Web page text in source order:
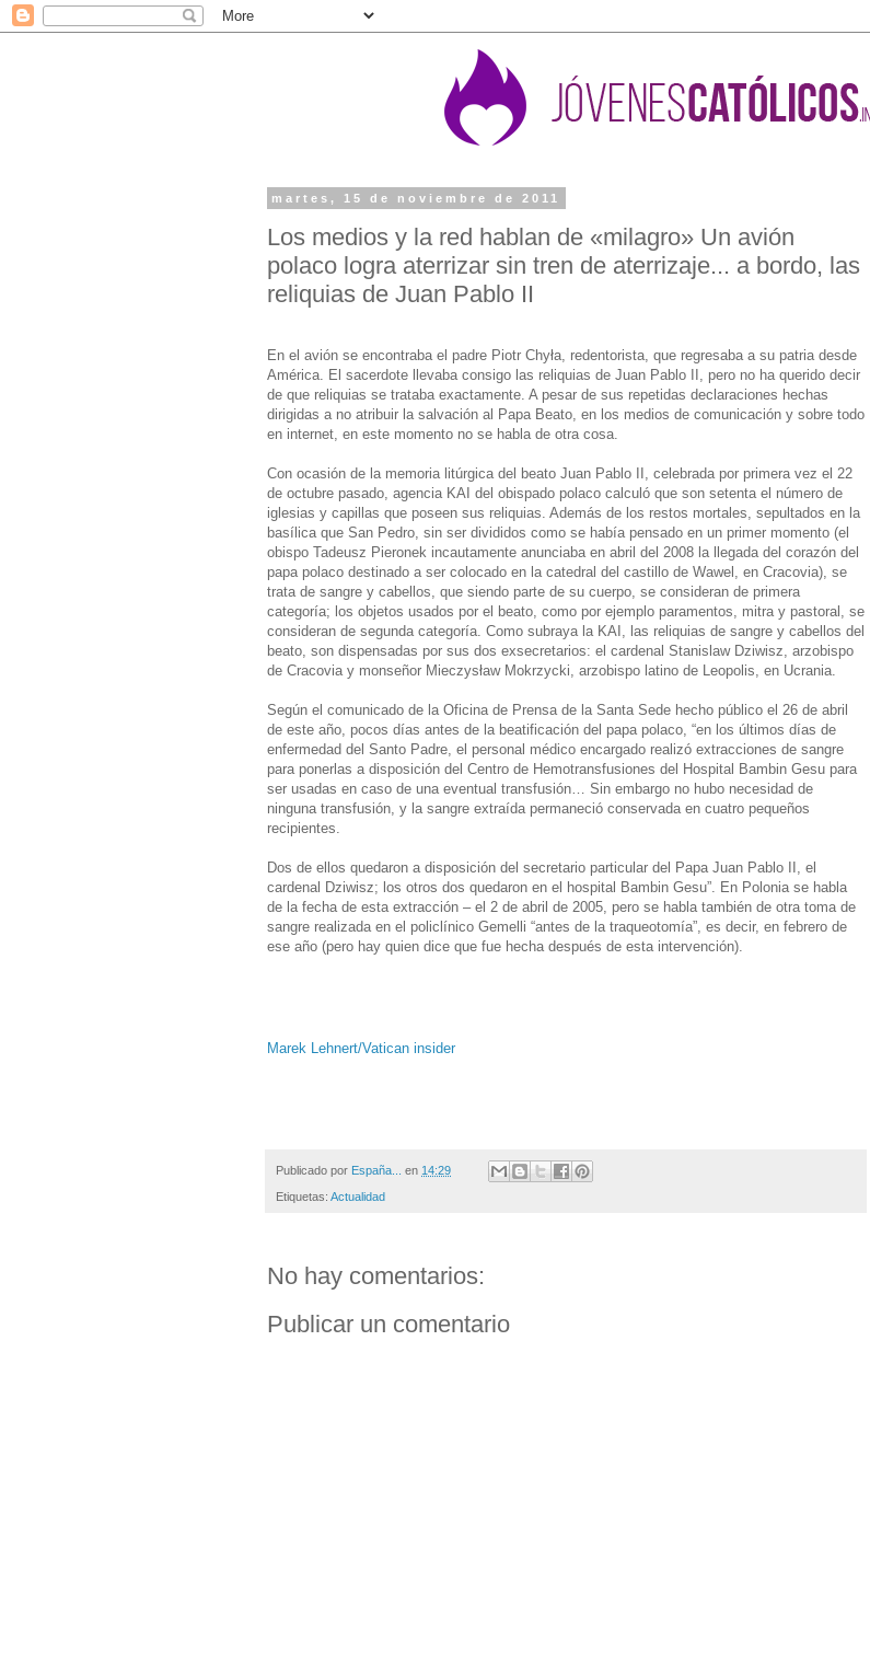
martes, 15 de noviembre de 2011
Los medios y la red hablan de «milagro» Un avión
polaco logra aterrizar sin tren de aterrizaje... a bordo, las
reliquias de Juan Pablo II
En el avión se encontraba el padre Piotr Chyła, redentorista, que regresaba a su patria desde
América. El sacerdote llevaba consigo las reliquias de Juan Pablo II, pero no ha querido decir
de que reliquias se trataba exactamente. A pesar de sus repetidas declaraciones hechas
dirigidas a no atribuir la salvación al Papa Beato, en los medios de comunicación y sobre todo
en internet, en este momento no se habla de otra cosa.
Con ocasión de la memoria litúrgica del beato Juan Pablo II, celebrada por primera vez el 22
de octubre pasado, agencia KAI del obispado polaco calculó que son setenta el número de
iglesias y capillas que poseen sus reliquias. Además de los restos mortales, sepultados en la
basílica que San Pedro, sin ser divididos como se había pensado en un primer momento (el
obispo Tadeusz Pieronek incautamente anunciaba en abril del 2008 la llegada del corazón del
papa polaco destinado a ser colocado en la catedral del castillo de Wawel, en Cracovia), se
trata de sangre y cabellos, que siendo parte de su cuerpo, se consideran de primera
categoría; los objetos usados por el beato, como por ejemplo paramentos, mitra y pastoral, se
consideran de segunda categoría. Como subraya la KAI, las reliquias de sangre y cabellos del
beato, son dispensadas por sus dos exsecretarios: el cardenal Stanislaw Dziwisz, arzobispo
de Cracovia y monseñor Mieczysław Mokrzycki, arzobispo latino de Leopolis, en Ucrania.
Según el comunicado de la Oficina de Prensa de la Santa Sede hecho público el 26 de abril
de este año, pocos días antes de la beatificación del papa polaco, “en los últimos días de
enfermedad del Santo Padre, el personal médico encargado realizó extracciones de sangre
para ponerlas a disposición del Centro de Hemotransfusiones del Hospital Bambin Gesu para
ser usadas en caso de una eventual transfusión… Sin embargo no hubo necesidad de
ninguna transfusión, y la sangre extraída permaneció conservada en cuatro pequeños
recipientes.
Dos de ellos quedaron a disposición del secretario particular del Papa Juan Pablo II, el
cardenal Dziwisz; los otros dos quedaron en el hospital Bambin Gesu”. En Polonia se habla
de la fecha de esta extracción – el 2 de abril de 2005, pero se habla también de otra toma de
sangre realizada en el policlínico Gemelli “antes de la traqueotomía”, es decir, en febrero de
ese año (pero hay quien dice que fue hecha después de esta intervención).
Marek Lehnert/Vatican insider
Publicado por España... en 14:29
Etiquetas: Actualidad
No hay comentarios:
Publicar un comentario